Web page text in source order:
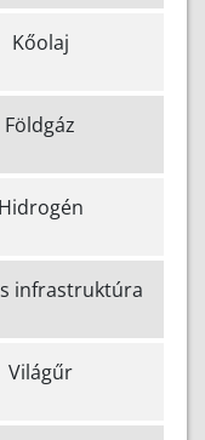
Kőolaj
Földgáz
Hidrogén
infrastruktúra
Világűr